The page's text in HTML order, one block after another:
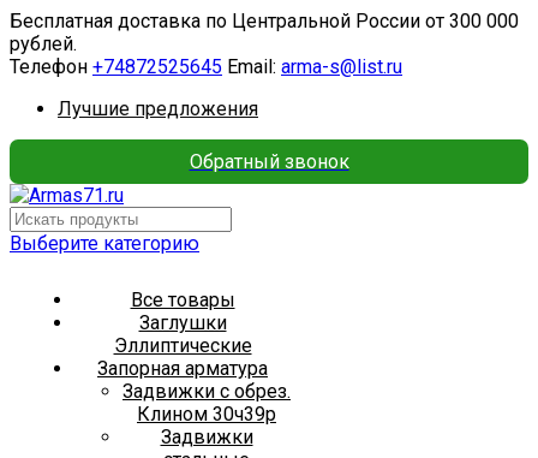
Бесплатная доставка по Центральной России от 300 000
рублей.
Телефон +74872525645 Email: arma-s@list.ru
Лучшие предложения
Обратный звонок
Выберите категорию
Все товары
Заглушки
Эллиптические
Запорная арматура
Задвижки с обрез.
Клином 30ч39р
Задвижки